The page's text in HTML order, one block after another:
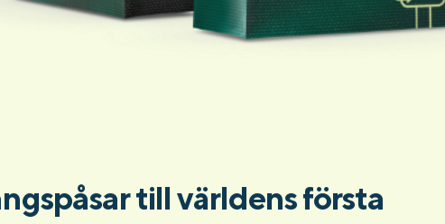
till världens första